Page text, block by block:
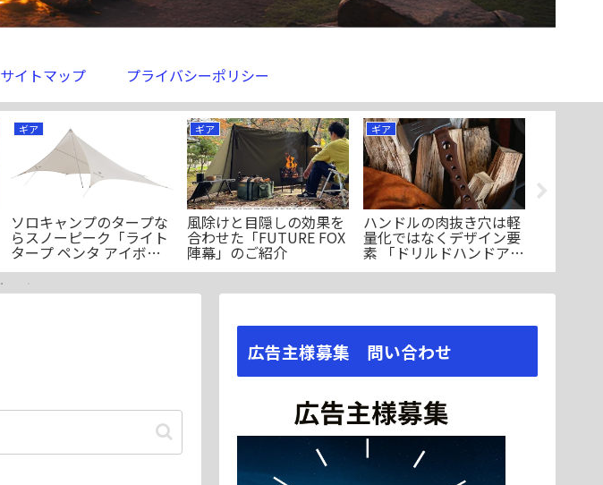
サイトマップ プライバシーポリシー
ギア
ソロキャンプのタープな
らスノーピーク「ライト
タープ ペンタ アイボリ
ー」がおすすめ
ギア
風除けと目隠しの効果を
合わせた「FUTURE FOX
陣幕」のご紹介
ギア
ハンドルの肉抜き穴は軽
量化ではなくデザイン要
素 「ドリルドハンドアッ
クス2」のご紹介(10,472 4.2」
広告主様募集 問い合わせ